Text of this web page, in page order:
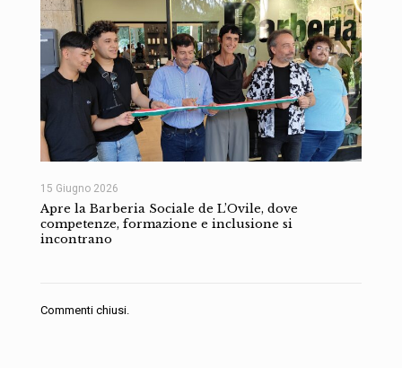
15 Giugno 2026
Apre la Barberia Sociale de L’Ovile, dove
competenze, formazione e inclusione si
incontrano
Commenti chiusi.